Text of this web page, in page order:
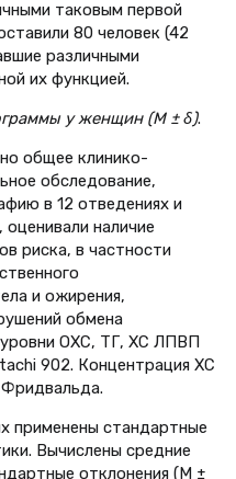
таковым первой
80 человек (42
различными
их функцией.
у женщин (М ± δ).
общее клинико-
обследование,
в 12 отведениях и
наличие
риска, в частности
и ожирения,
обмена
ОХС, ТГ, ХС ЛПВП
902. Концентрация ХС
применены стандартные
Вычислены средние
отклонения (М ±